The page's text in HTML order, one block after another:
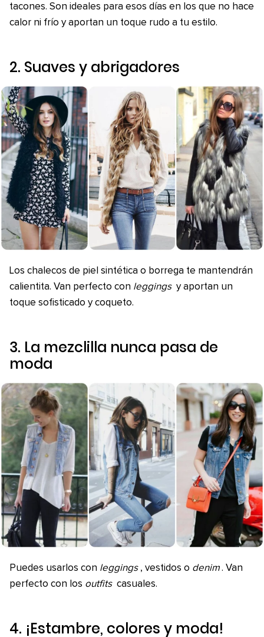
tacones. Son ideales para esos días en los que no hace
calor ni frío y aportan un toque rudo a tu estilo.
2. Suaves y abrigadores
Los chalecos de piel sintética o borrega te mantendrán
calientita. Van perfecto con leggings y aportan un
toque sofisticado y coqueto.
3. La mezclilla nunca pasa de
moda
Puedes usarlos con leggings , vestidos o denim . Van
perfecto con los outfits casuales.
4. ¡Estambre, colores y moda!